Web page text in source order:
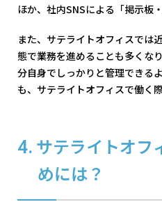
ほか、社内SNSによる「掲示板
また、サテライトオフィスでは
態で業務を進めることも多くな
分自身でしっかりと管理できる
も、サテライトオフィスで働く
サテライトオフ
めには？